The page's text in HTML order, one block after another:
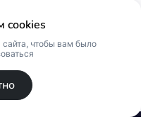
cookies
чтобы вам было